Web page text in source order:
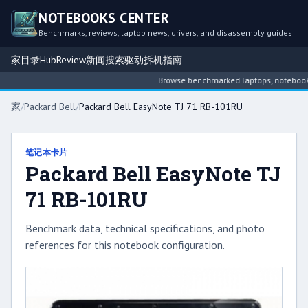
NOTEBOOKS CENTER
Benchmarks, reviews, laptop news, drivers, and disassembly guides
家目录HubReview新闻搜索驱动拆机指南
Browse benchmarked laptops,
家/Packard Bell/Packard Bell EasyNote TJ 71 RB-101RU
笔记本卡片
Packard Bell EasyNote TJ
71 RB-101RU
Benchmark data, technical specifications, and photo
references for this notebook configuration.